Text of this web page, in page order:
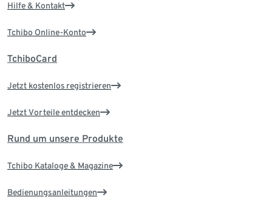
Hilfe & Kontakt
Tchibo Online-Konto
TchiboCard
Jetzt kostenlos registrieren
Jetzt Vorteile entdecken
Rund um unsere Produkte
Tchibo Kataloge & Magazine
Bedienungsanleitungen